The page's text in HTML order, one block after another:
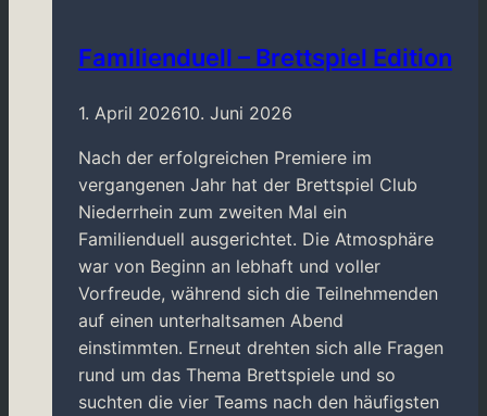
Familienduell – Brettspiel Edition
1. April 202610. Juni 2026
Nach der erfolgreichen Premiere im
vergangenen Jahr hat der Brettspiel Club
Niederrhein zum zweiten Mal ein
Familienduell ausgerichtet. Die Atmosphäre
war von Beginn an lebhaft und voller
Vorfreude, während sich die Teilnehmenden
auf einen unterhaltsamen Abend
einstimmten. Erneut drehten sich alle Fragen
rund um das Thema Brettspiele und so
suchten die vier Teams nach den häufigsten